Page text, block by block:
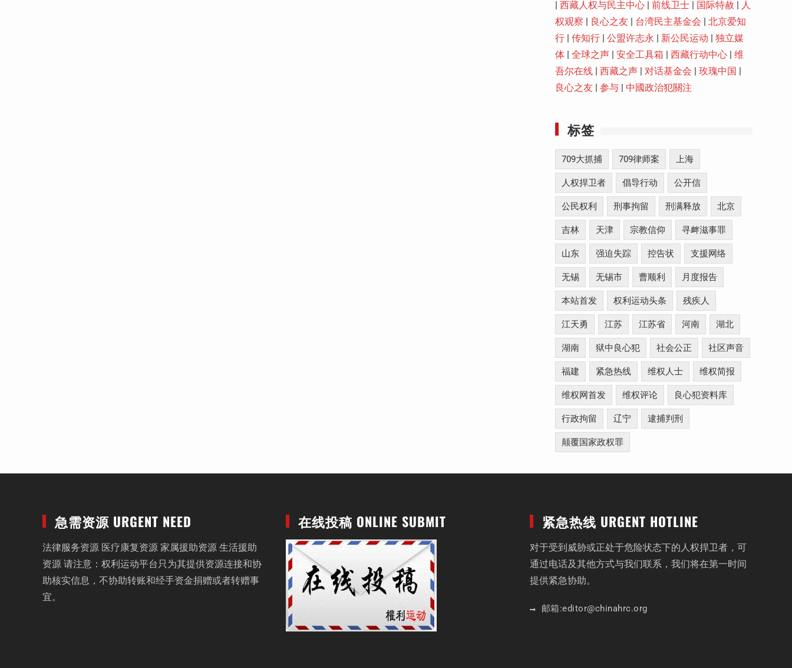
| 西藏人权与民主中心 | 前线卫士 | 国际特赦 | 人
权观察 | 良心之友 | 台湾民主基金会 | 北京爱知
行 | 传知行 | 公盟许志永 | 新公民运动 | 独立媒
体 | 全球之声 | 安全工具箱 | 西藏行动中心 | 维
吾尔在线 | 西藏之声 | 对话基金会 | 玫瑰中国 |
良心之友 | 参与 | 中國政治犯關注
标签
709大抓捕 709律师案 上海
人权捍卫者 倡导行动 公开信
公民权利 刑事拘留 刑满释放 北京
吉林 天津 宗教信仰 寻衅滋事罪
山东 强迫失踪 控告状 支援网络
无锡 无锡市 曹顺利 月度报告
本站首发 权利运动头条 残疾人
江天勇 江苏 江苏省 河南 湖北
湖南 狱中良心犯 社会公正 社区声音
福建 紧急热线 维权人士 维权简报
维权网首发 维权评论 良心犯资料库
行政拘留 辽宁 逮捕判刑
颠覆国家政权罪
急需资源 URGENT NEED
法律服务资源 医疗康复资源 家属援助资源 生活援助
资源 请注意：权利运动平台只为其提供资源连接和协
助核实信息，不协助转账和经手资金捐赠或者转赠事
宜。
在线投稿 ONLINE SUBMIT 紧急热线 URGENT HOTLINE
对于受到威胁或正处于危险状态下的人权捍卫者，可
通过电话及其他方式与我们联系，我们将在第一时间
提供紧急协助。
邮箱:editor@chinahrc.org